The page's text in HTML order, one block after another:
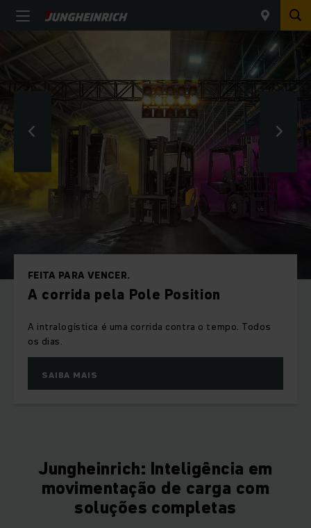
FEITA PARA VENCER.
A corrida pela Pole Position
A intralogística é uma corrida contra o tempo. Todos
os dias.
SAIBA MAIS
Jungheinrich: Inteligência em
movimentação de carga com
soluções completas